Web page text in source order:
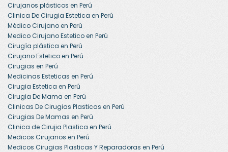
Cirujanos plásticos en Perú
Clinica De Cirugia Estetica en Perú
Médico Cirujano en Perú
Medico Cirujano Estetico en Perú
Cirugía plástica en Perú
Cirujano Estetico en Perú
Cirugias en Perú
Medicinas Esteticas en Perú
Cirugia Estetica en Perú
Cirugia De Mama en Perú
Clinicas De Cirugias Plasticas en Perú
Cirugias De Mamas en Perú
Clinica de Cirujia Plastica en Perú
Medicos Cirujanos en Perú
Medicos Cirugias Plasticas Y Reparadoras en Perú